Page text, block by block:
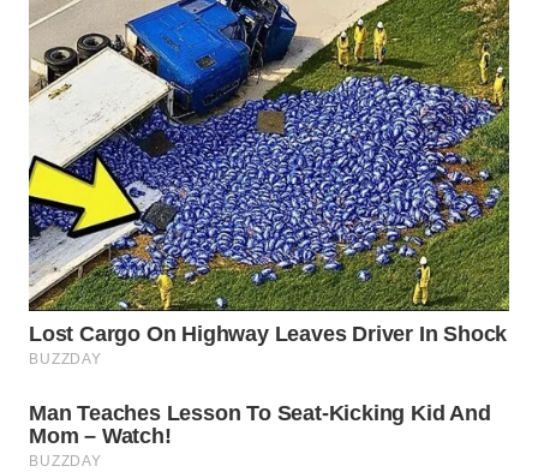
WN
INDRAMAYU
WN
KUNINGAN
WN
MAJALENGKA
WN
SUBANG
WN
WN